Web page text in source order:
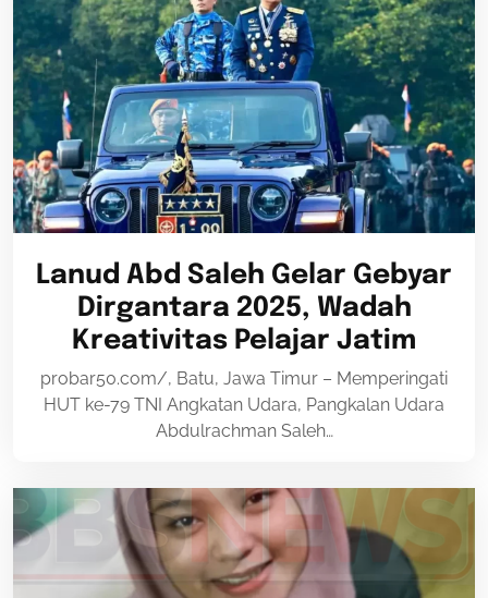
Lanud Abd Saleh Gelar Gebyar
Dirgantara 2025, Wadah
Kreativitas Pelajar Jatim
probar50.com/, Batu, Jawa Timur – Memperingati
HUT ke-79 TNI Angkatan Udara, Pangkalan Udara
Abdulrachman Saleh…